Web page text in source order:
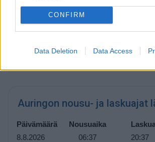
CONFIRM
Data Deletion Data Access
ja 2 minuuttia. Päivät lyhenevät hiljalleen,
aina 21. joulukuuta asti, joka on vuoden
kesäkuuta.
Auringon nousu- ja laskuajat
Päivämäärä Nousuaika
8.8.2026
06:37
20:37